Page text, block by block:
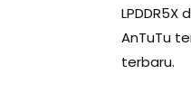
AnTuTu
terbaru.